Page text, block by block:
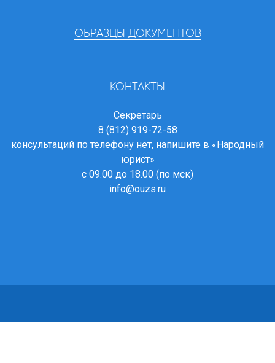
ОБРАЗЦЫ ДОКУМЕНТОВ
КОНТАКТЫ
Секретарь
8 (812) 919-72-58
консультаций по телефону нет, напишите в «Народный
юрист»
с 09.00 до 18.00 (по мск)
info@ouzs.ru